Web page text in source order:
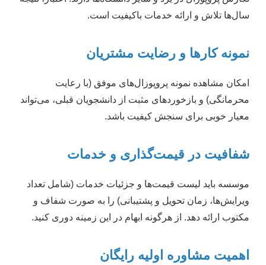
سال‌ها تلاش و ارائه خدمات باکیفیت است.
نمونه کارها و رضایت مشتریان
امکان مشاهده نمونه پروپوزال‌های موفق (با رعایت
محرمانگی) و بازخوردهای مثبت از دانشجویان قبلی، می‌تواند
معیار خوبی برای سنجش کیفیت باشد.
شفافیت در قیمت‌گذاری و خدمات
موسسه باید لیست قیمت‌ها و جزئیات خدمات (شامل تعداد
ویرایش‌ها، زمان تحویل و پشتیبانی) را به صورت شفاف و
مکتوب ارائه دهد. از هرگونه ابهام در این زمینه دوری کنید.
اهمیت مشاوره اولیه رایگان